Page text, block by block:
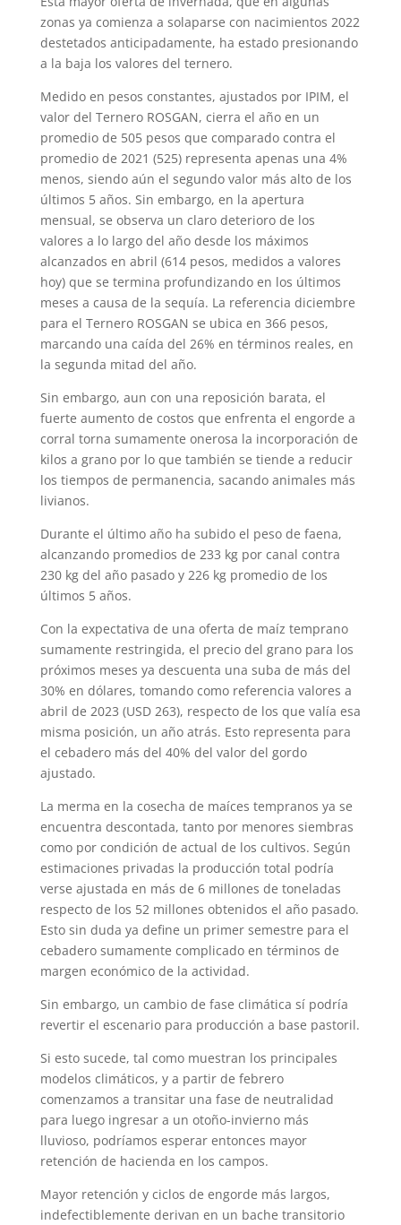
zonas ya comienza a solaparse con nacimientos 2022
destetados anticipadamente, ha estado presionando
a la baja los valores del ternero.
Medido en pesos constantes, ajustados por IPIM, el
valor del Ternero ROSGAN, cierra el año en un
promedio de 505 pesos que comparado contra el
promedio de 2021 (525) representa apenas una 4%
menos, siendo aún el segundo valor más alto de los
últimos 5 años. Sin embargo, en la apertura
mensual, se observa un claro deterioro de los
valores a lo largo del año desde los máximos
alcanzados en abril (614 pesos, medidos a valores
hoy) que se termina profundizando en los últimos
meses a causa de la sequía. La referencia diciembre
para el Ternero ROSGAN se ubica en 366 pesos,
marcando una caída del 26% en términos reales, en
la segunda mitad del año.
Sin embargo, aun con una reposición barata, el
fuerte aumento de costos que enfrenta el engorde a
corral torna sumamente onerosa la incorporación de
kilos a grano por lo que también se tiende a reducir
los tiempos de permanencia, sacando animales más
livianos.
Durante el último año ha subido el peso de faena,
alcanzando promedios de 233 kg por canal contra
230 kg del año pasado y 226 kg promedio de los
últimos 5 años.
Con la expectativa de una oferta de maíz temprano
sumamente restringida, el precio del grano para los
próximos meses ya descuenta una suba de más del
30% en dólares, tomando como referencia valores a
abril de 2023 (USD 263), respecto de los que valía esa
misma posición, un año atrás. Esto representa para
el cebadero más del 40% del valor del gordo
ajustado.
La merma en la cosecha de maíces tempranos ya se
encuentra descontada, tanto por menores siembras
como por condición de actual de los cultivos. Según
estimaciones privadas la producción total podría
verse ajustada en más de 6 millones de toneladas
respecto de los 52 millones obtenidos el año pasado.
Esto sin duda ya define un primer semestre para el
cebadero sumamente complicado en términos de
margen económico de la actividad.
Sin embargo, un cambio de fase climática sí podría
revertir el escenario para producción a base pastoril.
Si esto sucede, tal como muestran los principales
modelos climáticos, y a partir de febrero
comenzamos a transitar una fase de neutralidad
para luego ingresar a un otoño-invierno más
lluvioso, podríamos esperar entonces mayor
retención de hacienda en los campos.
Mayor retención y ciclos de engorde más largos,
indefectiblemente derivan en un bache transitorio